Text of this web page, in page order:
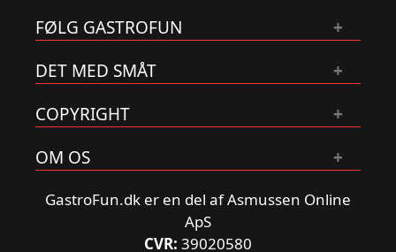
FØLG GASTROFUN
DET MED SMÅT
COPYRIGHT
OM OS
GastroFun.dk er en del af Asmussen Online
ApS
CVR: 39020580